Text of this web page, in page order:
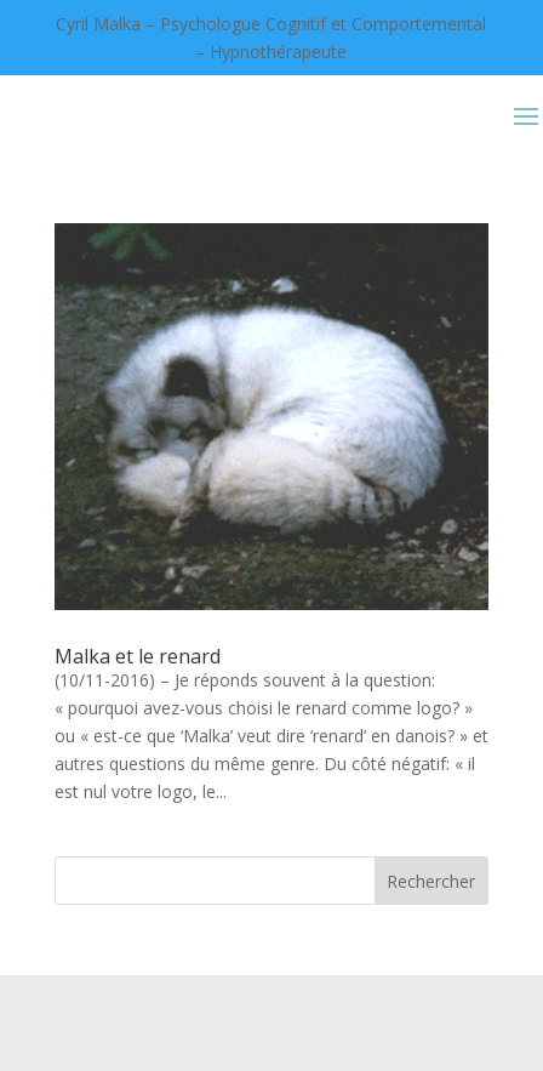
Cyril Malka – Psychologue Cognitif et Comportemental
– Hypnothérapeute
Malka et le renard
(10/11-2016) – Je réponds souvent à la question:
« pourquoi avez-vous choisi le renard comme logo? »
ou « est-ce que ‘Malka’ veut dire ‘renard’ en danois? » et
autres questions du même genre. Du côté négatif: « il
est nul votre logo, le...
Rechercher